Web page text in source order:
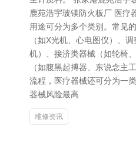
鹿苑浩宇玻镁防火板厂 医疗
用途可分为多个类别。常见
（如X光机、心电图仪）、
机）、接济类器械（如轮椅
（如腹黑起搏器、东说念主
流程，医疗器械还可分为一
器械风险最高
维修资讯